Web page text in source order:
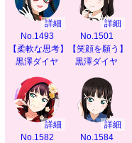
詳細
No.1493
【柔軟な思考】
黒澤ダイヤ
詳細
No.1501
【笑顔を願う】
黒澤ダイヤ
詳細
No.1582
詳細
No.1584